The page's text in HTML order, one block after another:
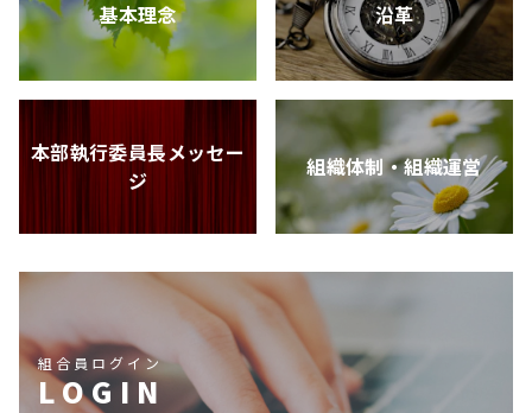
基本理念 沿革
本部執行委員長メッセー
ジ
組織体制・組織運営
組合員ログイン
LOGIN